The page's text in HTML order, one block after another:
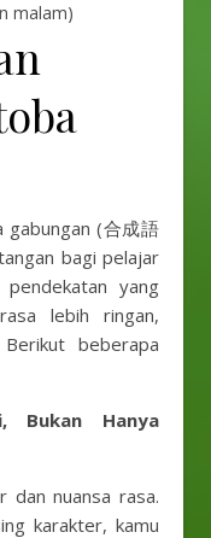
malam)
gabungan (合成語
bagi pelajar
pendekatan yang
lebih ringan,
beberapa
Bukan Hanya
dan nuansa rasa.
karakter, kamu